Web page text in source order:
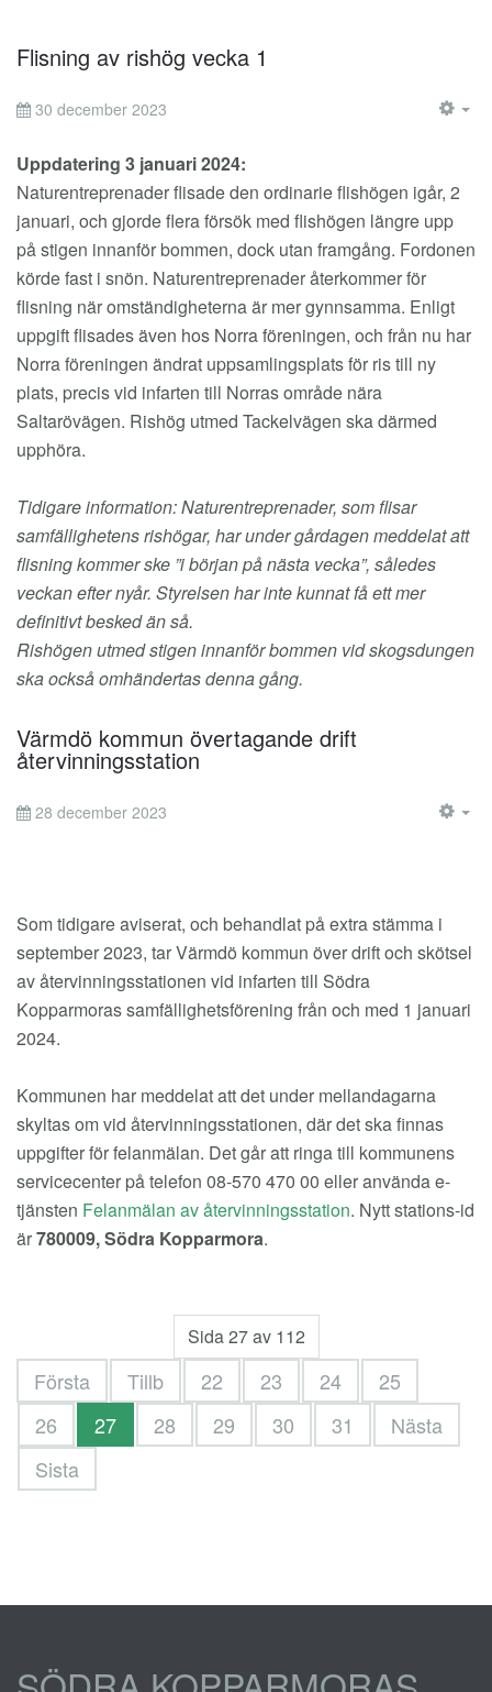
Flisning av rishög vecka 1
30 december 2023
Uppdatering 3 januari 2024:
Naturentreprenader flisade den ordinarie flishögen igår, 2
januari, och gjorde flera försök med flishögen längre upp
på stigen innanför bommen, dock utan framgång. Fordonen
körde fast i snön. Naturentreprenader återkommer för
flisning när omständigheterna är mer gynnsamma. Enligt
uppgift flisades även hos Norra föreningen, och från nu har
Norra föreningen ändrat uppsamlingsplats för ris till ny
plats, precis vid infarten till Norras område nära
Saltarövägen. Rishög utmed Tackelvägen ska därmed
upphöra.
Tidigare information: Naturentreprenader, som flisar
samfällighetens rishögar, har under gårdagen meddelat att
flisning kommer ske ”i början på nästa vecka”, således
veckan efter nyår. Styrelsen har inte kunnat få ett mer
definitivt besked än så.
Rishögen utmed stigen innanför bommen vid skogsdungen
ska också omhändertas denna gång.
Värmdö kommun övertagande drift
återvinningsstation
28 december 2023
Som tidigare aviserat, och behandlat på extra stämma i
september 2023, tar Värmdö kommun över drift och skötsel
av återvinningsstationen vid infarten till Södra
Kopparmoras samfällighetsförening från och med 1 januari
2024.
Kommunen har meddelat att det under mellandagarna
skyltas om vid återvinningsstationen, där det ska finnas
uppgifter för felanmälan. Det går att ringa till kommunens
servicecenter på telefon 08-570 470 00 eller använda e-
tjänsten Felanmälan av återvinningsstation. Nytt stations-id
är780009, Södra Kopparmora.
Sida 27 av 112
Första Tillb 22 23 24
25
26
27 28 29 30 31
Nästa
Sista